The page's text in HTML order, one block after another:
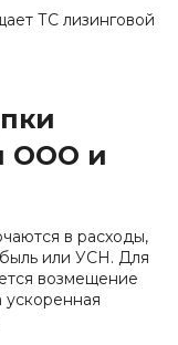
ТС лизинговой
ООО и
в расходы,
или УСН. Для
возмещение